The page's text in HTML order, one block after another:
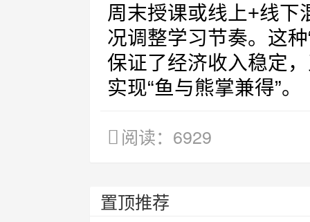
周末授课或线上+线下
况调整学习节奏。这
保证了经济收入稳定
实现“鱼与熊掌兼得”。
阅读：6929
置顶推荐